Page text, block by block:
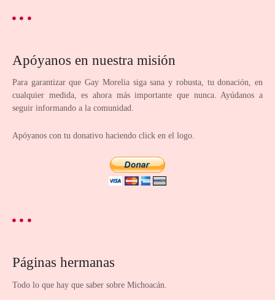
Apóyanos en nuestra misión
Para garantizar que Gay Morelia siga sana y robusta, tu donación, en
cualquier medida, es ahora más importante que nunca. Ayúdanos a
seguir informando a la comunidad.
Apóyanos con tu donativo haciendo click en el logo.
Páginas hermanas
Todo lo que hay que saber sobre Michoacán.